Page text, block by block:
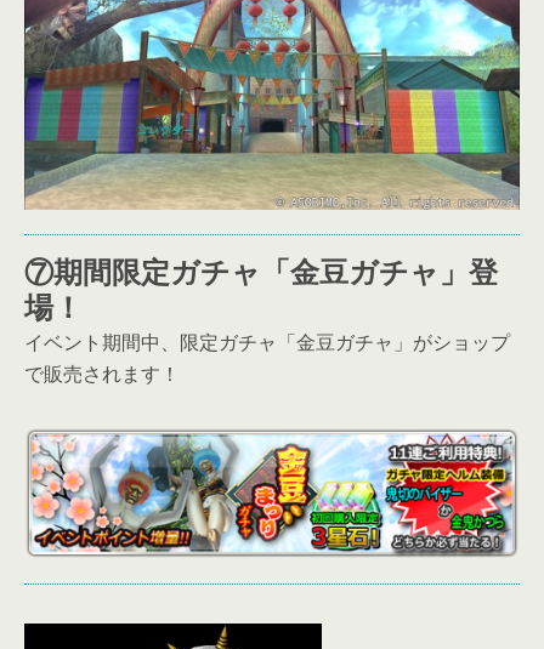
⑦期間限定ガチャ「金豆ガチャ」登
場！
イベント期間中、限定ガチャ「金豆ガチャ」がショップ
で販売されます！